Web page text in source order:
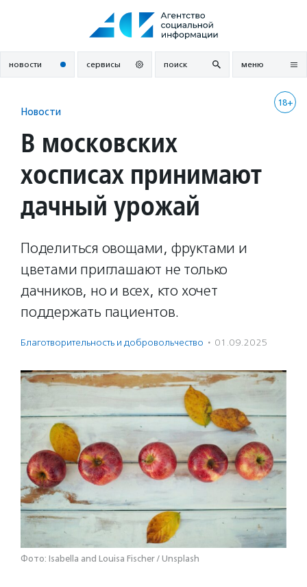
новости сервисы поиск меню
18+
Новости
В московских
хосписах принимают
дачный урожай
Поделиться овощами, фруктами и
цветами приглашают не только
дачников, но и всех, кто хочет
поддержать пациентов.
Благотвори­тель­ность и доброволь­чест­во · 01.09.2025
Фото: Isabella and Louisa Fischer / Unsplash